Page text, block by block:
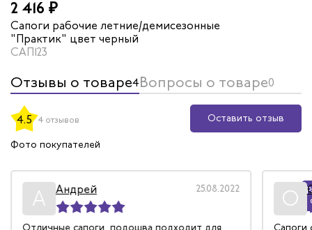
2 416 ₽
Сапоги рабочие летние/демисезонные
"Практик" цвет черный
САП123
Отзывы о товаре4Вопросы о товаре0
4.5 4 отзывов
Оставить отзыв
Фото покупателей
А Андрей 25.08.2022 О